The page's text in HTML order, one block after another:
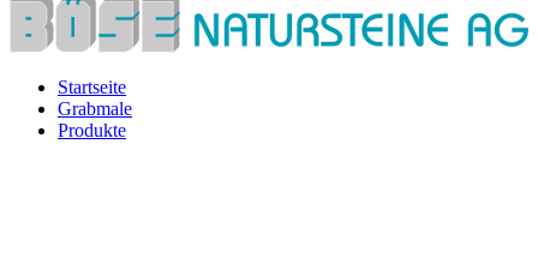
Startseite
Grabmale
Produkte